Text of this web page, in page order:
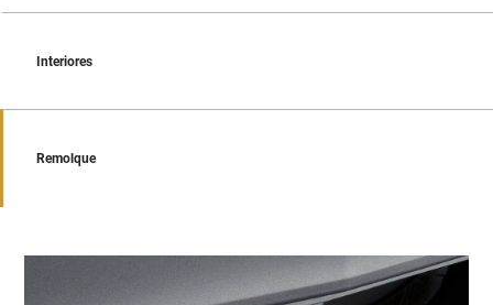
Interiores
Remolque